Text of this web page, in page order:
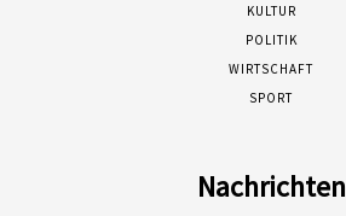
KULTUR
POLITIK
WIRTSCHAFT
SPORT
Nachrichten